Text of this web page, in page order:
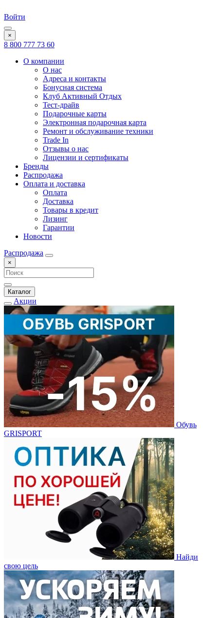
Войти
×
8 800 777 73 60
О компании
О нас
Адреса и контакты
Бонусная система
Клуб Активный Отдых
Тест-драйв
Подарочные карты
Электронная подарочная карта
Ремонт и обслуживание техники
Trade In
Отзывы о нас
Лицензии и сертификаты
Бренды
Распродажа
Оплата и доставка
Оплата
Доставка
Товары в кредит
Лизинг
Гарантии
Новости
Распродажа
×
Каталог
Акции
Обувь
GRISPORT
Найди
свою цель